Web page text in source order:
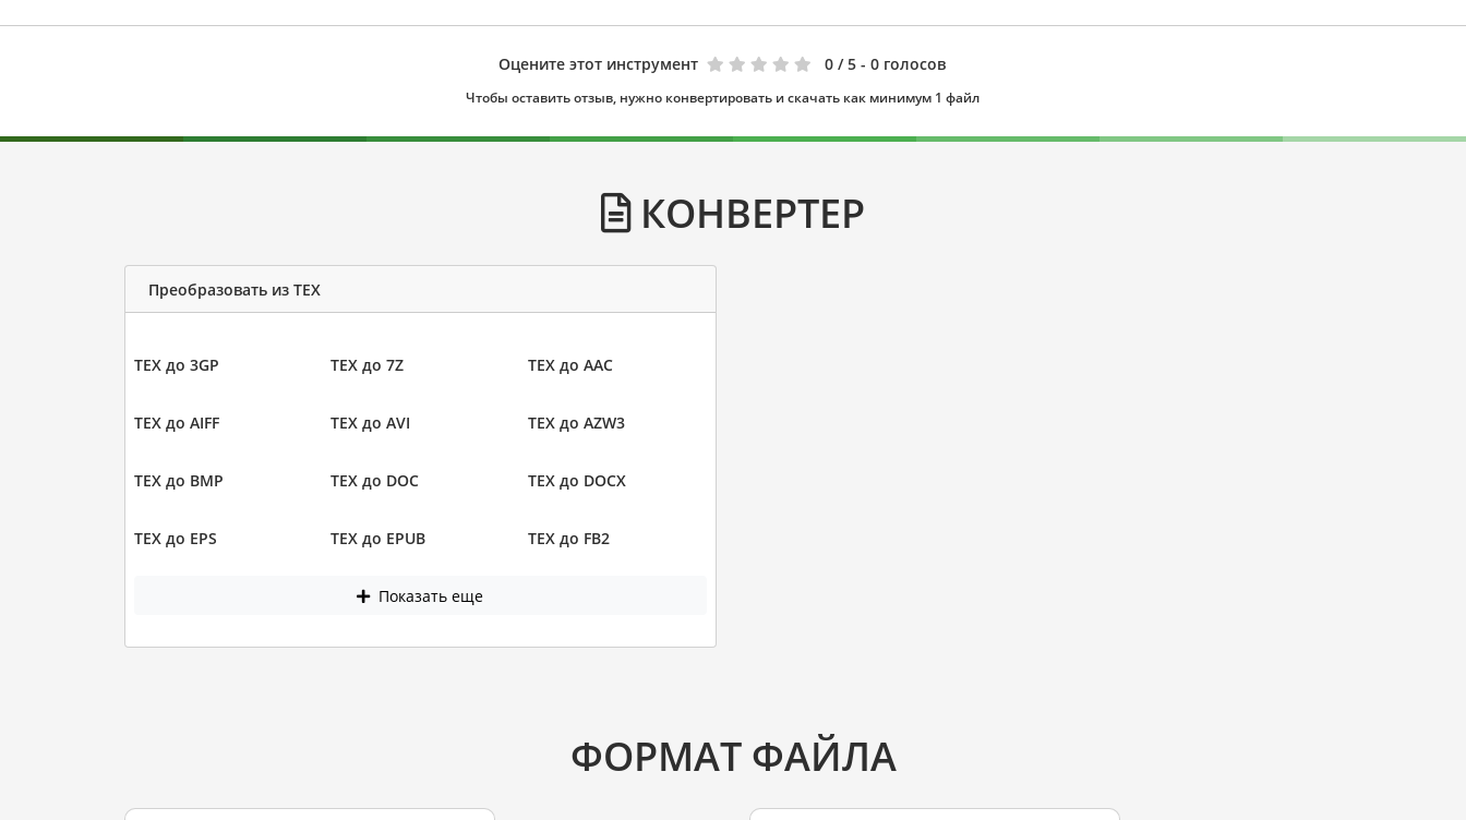
Оцените этот инструмент 0 / 5 - 0 голосов
Чтобы оставить отзыв, нужно конвертировать и скачать как минимум 1 файл
КОНВЕРТЕР
Преобразовать из TEX
TEX до 3GP TEX до 7Z TEX до AAC
TEX до AIFF TEX до AVI TEX до AZW3
TEX до BMP TEX до DOC TEX до DOCX
TEX до EPS TEX до EPUB TEX до FB2
Показать еще
ФОРМАТ ФАЙЛА